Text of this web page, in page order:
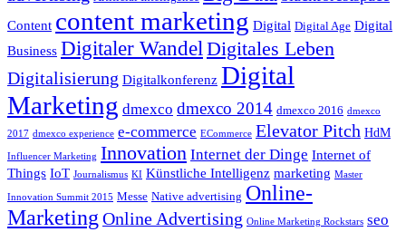
Content content marketing Digital Digital Age Digital
Business Digitaler Wandel Digitales Leben
Digitalisierung Digitalkonferenz Digital
Marketing dmexco dmexco 2014 dmexco 2016 dmexco
2017 dmexco experience e-commerce ECommerce Elevator Pitch HdM
Influencer Marketing Innovation Internet der Dinge Internet of
Things IoT Journalismus KI Künstliche Intelligenz marketing Master
Innovation Summit 2015 Messe Native advertising Online-
Marketing Online Advertising Online Marketing Rockstars seo